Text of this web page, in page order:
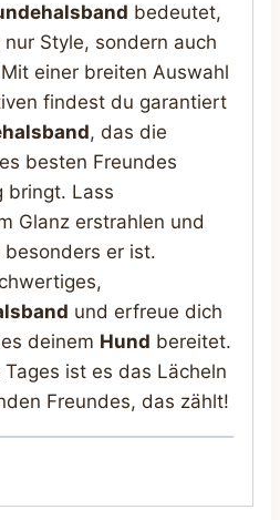
bedeutet,
Style, sondern auch
einer breiten Auswahl
findest du garantiert
, das die
besten Freundes
bringt. Lass
Glanz erstrahlen und
er ist.
und erfreue dich
deinem Hund bereitet.
ist es das Lächeln
Freundes, das zählt!